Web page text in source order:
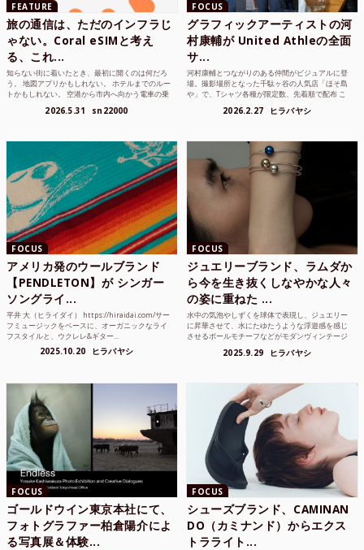
FEATURE
旅の通信は、ただのインフラじ
ゃない。Coral eSIMと考え
る、これ...
知らない街に着いたとき、最初に開くのは何だろ
う。 地図アプリかもしれない。 ホテルまでのルー
トかもしれない。 空港から市内へ向かう電車の乗
2026.5.31 sn22000
FOCUS
グラフィックアーティストの河
村康輔が United Athleの全面
サ...
河村康輔とつながりのある仲間がビジュアルに登
場。撮影場所となった千駄ヶ谷の人気店「ほそ島
や」で、Tシャツ各種が限定数、先着順で配布 こ
2026.2.27 ヒラバヤシ
FOCUS
アメリカ発のウールブランド
【PENDLETON】が シンガー
ソングライ...
平井 大（ヒライダイ） https://hiraidai.com/サー
フミュージックをベースに、オーガニックなライ
フスタイルと、ウクレレ&ギター...
2025.10.20 ヒラバヤシ
FOCUS
ジュエリーブランド、ラムダか
ら今を生き抜くしなやかな人々
の姿に重ねた ...
水中の気泡やしずくを球体で表現し、ジュエリー
に昇華させて、水にたゆたうような浮遊感を感じ
させるボールモチーフなどがモダンヴィンテージ
2025.9.29 ヒラバヤシ
FOCUS
ゴールドウイン東京本社にて、
フォトグラファー柏倉陽介によ
る写真展＆体験...
FOCUS
シューズブランド、CAMINAN
DO（カミナンド）からエクス
トラライト...